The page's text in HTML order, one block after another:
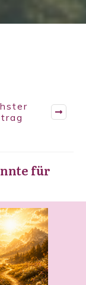
für